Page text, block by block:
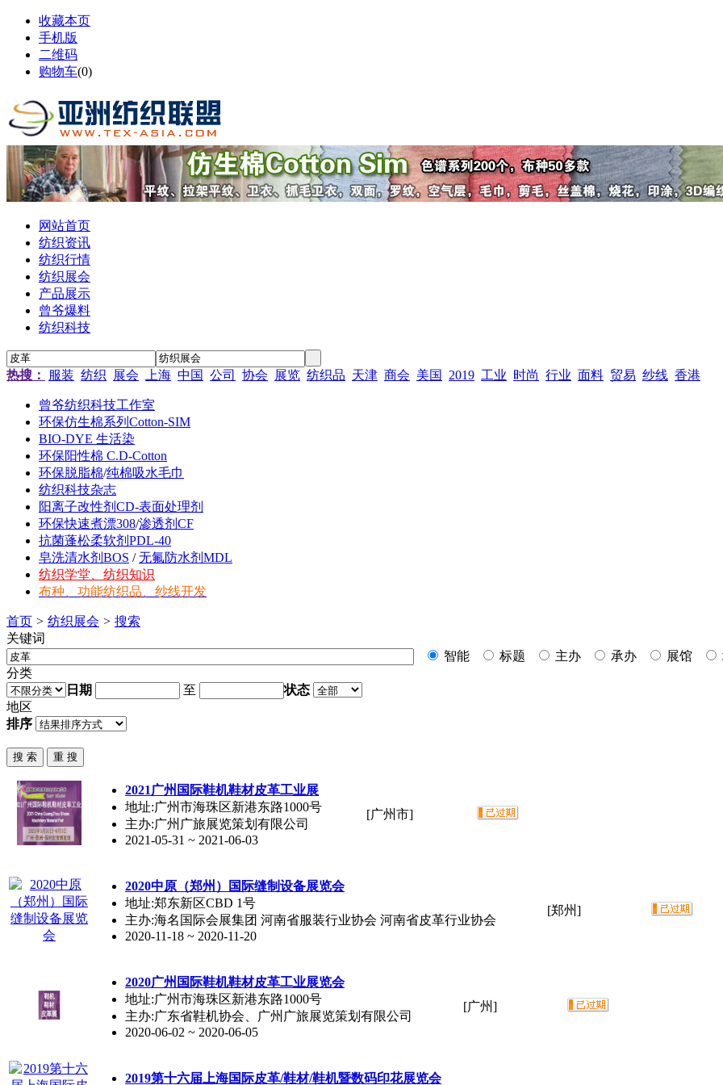
收藏本页
手机版
二维码
购物车(0)
网站首页
纺织资讯
纺织行情
纺织展会
产品展示
曾爷爆料
纺织科技
热搜： 服装 纺织 展会 上海 中国 公司 协会 展览 纺织品 天津 商会 美国 2019 工业 时尚 行业 面料 贸易 纱线 香港
曾爷纺织科技工作室
环保仿生棉系列Cotton-SIM
BIO-DYE 生活染
环保阳性棉 C.D-Cotton
环保脱脂棉/纯棉吸水毛巾
纺织科技杂志
阳离子改性剂CD-表面处理剂
环保快速煮漂308/渗透剂CF
抗菌蓬松柔软剂PDL-40
皂洗清水剂BOS /无氟防水剂MDL
纺织学堂、纺织知识
布种、功能纺织品、纱线开发
首页 > 纺织展会 > 搜索
关键词
智能
标题 主办 承办 展馆
分类
日期
至
状态
地区
排序
2021广州国际鞋机鞋材皮革工业展
地址:广州市海珠区新港东路1000号
主办:广州广旅展览策划有限公司
2021-05-31 ~ 2021-06-03
[广州市]
2020中原（郑州）国际缝制设备展览会
地址:郑东新区CBD 1号
主办:海名国际会展集团 河南省服装行业协会 河南省皮革行业协会
2020-11-18 ~ 2020-11-20
[郑州]
2020广州国际鞋机鞋材皮革工业展览会
地址:广州市海珠区新港东路1000号
主办:广东省鞋机协会、广州广旅展览策划有限公司
2020-06-02 ~ 2020-06-05
[广州]
2019第十六届上海国际皮革/鞋材/鞋机暨数码印花展览会